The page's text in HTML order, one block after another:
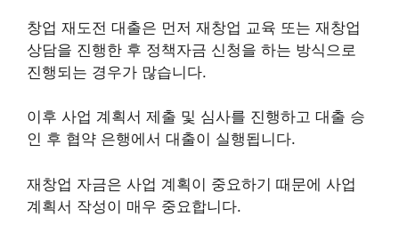
창업 재도전 대출은 먼저 재창업 교육 또는 재창업
상담을 진행한 후 정책자금 신청을 하는 방식으로
진행되는 경우가 많습니다.
이후 사업 계획서 제출 및 심사를 진행하고 대출 승
인 후 협약 은행에서 대출이 실행됩니다.
재창업 자금은 사업 계획이 중요하기 때문에 사업
계획서 작성이 매우 중요합니다.